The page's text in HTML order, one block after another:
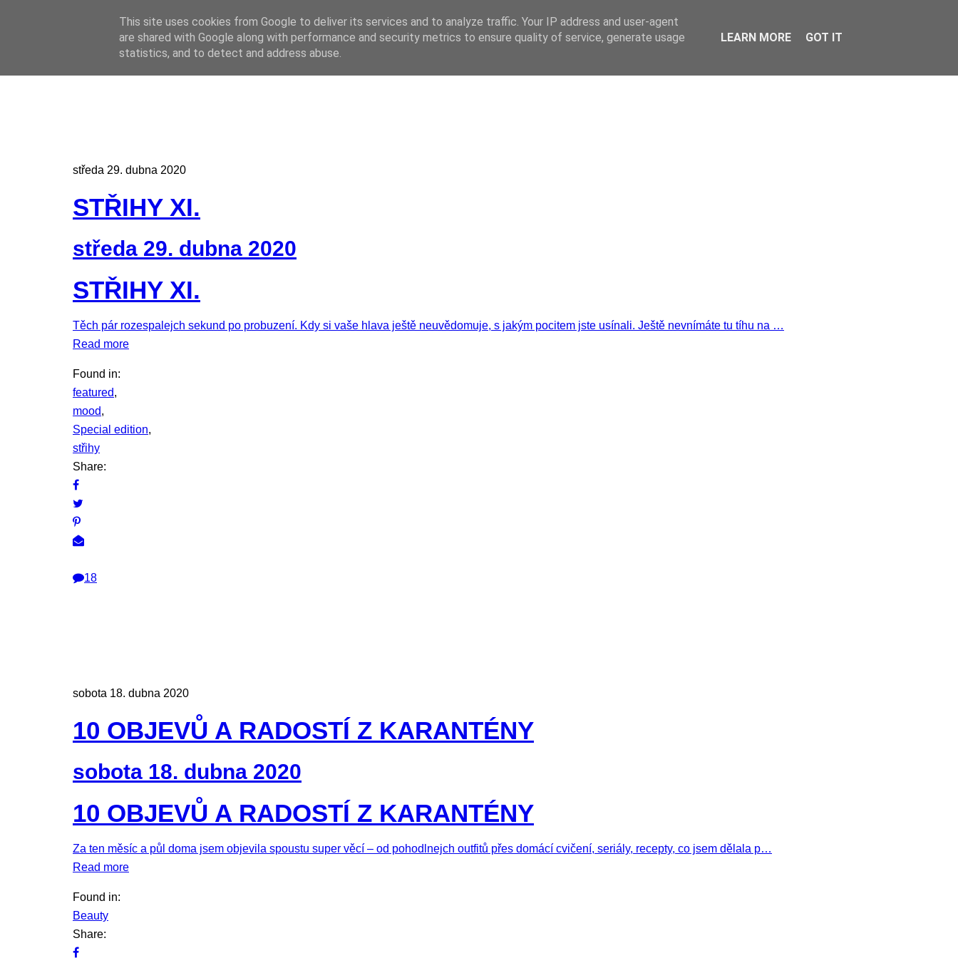
Online casino
Online casino CZ
středa 29. dubna 2020
STŘIHY XI.
středa 29. dubna 2020
STŘIHY XI.
Těch pár rozespalejch sekund po probuzení. Kdy si vaše hlava ještě neuvědomuje, s jakým pocitem jste usínali. Ještě nevnímáte tu tíhu na …
Read more
Found in:
featured,
mood,
Special edition,
střihy
Share:
18
sobota 18. dubna 2020
10 OBJEVŮ A RADOSTÍ Z KARANTÉNY
sobota 18. dubna 2020
10 OBJEVŮ A RADOSTÍ Z KARANTÉNY
Za ten měsíc a půl doma jsem objevila spoustu super věcí – od pohodlnejch outfitů přes domácí cvičení, seriály, recepty, co jsem dělala p…
Read more
Found in:
Beauty
Share:
This site uses cookies from Google to deliver its services and to analyze traffic. Your IP address and user-agent
are shared with Google along with performance and security metrics to ensure quality of service, generate usage
statistics, and to detect and address abuse.
LEARN MORE GOT IT